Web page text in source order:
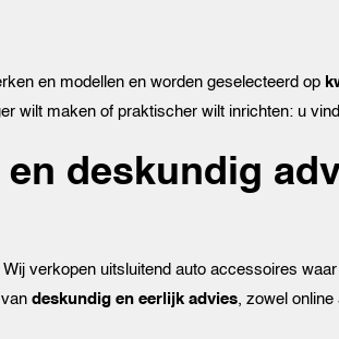
en modellen en worden geselecteerd op
wilt maken of praktischer wilt inrichten: u
deskundig
verkopen uitsluitend auto accessoires
deskundig en eerlijk advies, zowel online